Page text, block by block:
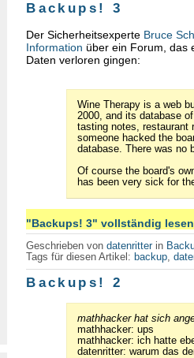
Backups! 3
Der Sicherheitsexperte Bruce
Information über ein Forum, das
Daten verloren gingen:
Wine Therapy is a web
2000, and its database
tasting notes, restaurant
someone hacked the
database. There was no
Of course the board's
has been very sick for
"Backups! 3" vollständig
Geschrieben vondatenritterin
Tags für diesen Artikel: backup ,
Backups! 2
mathhacker hat sich
mathhacker: ups
mathhacker: ich hatte
datenritter: warum das